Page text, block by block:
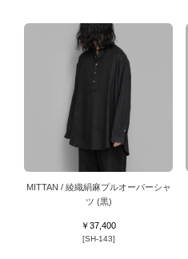
MITTAN / 綾織絹麻プルオーバーシャ
ツ (黒)
￥37,400
[SH-143]